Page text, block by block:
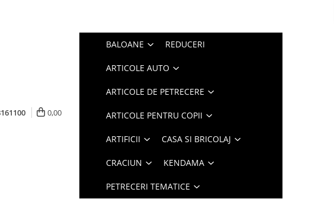
0,00
BALOANE REDUCERI
ARTICOLE AUTO
ARTICOLE DE PETRECERE
ARTICOLE PENTRU COPII
ARTIFICII CASA SI BRICOLAJ
CRACIUN KENDAMA
PETRECERI TEMATICE